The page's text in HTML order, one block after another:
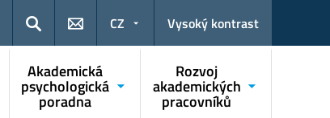
pro uživatele
Hledat
CZ Vysoký kontrast
Akademická
psychologická
poradna
Rozvoj
akademických
pracovníků